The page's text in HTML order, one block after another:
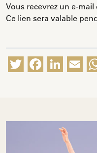
Vous recevrez un e-
Ce lien sera valable
Twitter